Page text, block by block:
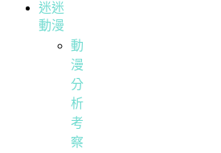
迷迷
動漫
動
漫
分
析
考
察